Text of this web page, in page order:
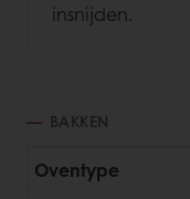
insnijden.
BAKKEN
Oventype